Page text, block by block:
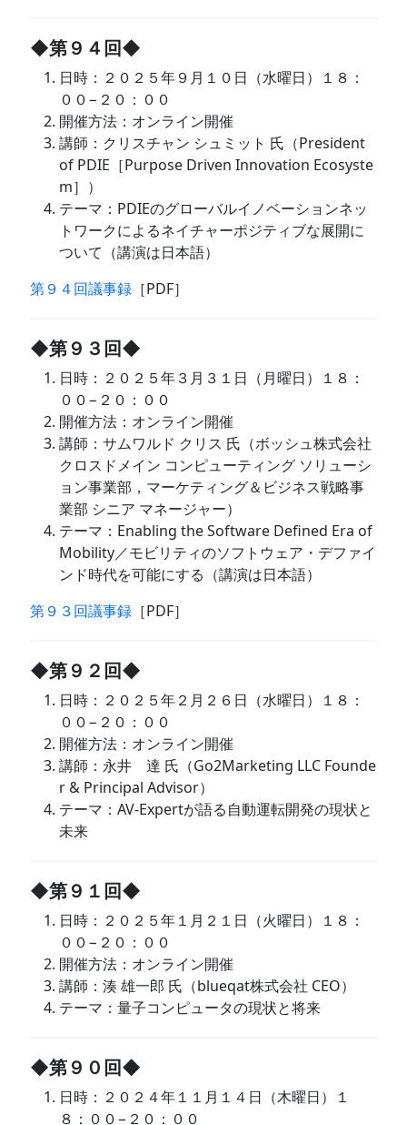
◆第９４回◆
日時：２０２５年９月１０日（水曜日）１８：
００−２０：００
開催方法：オンライン開催
講師：クリスチャン シュミット 氏（President
of PDIE［Purpose Driven Innovation Ecosyste
m］）
テーマ：PDIEのグローバルイノベーションネッ
トワークによるネイチャーポジティブな展開に
ついて（講演は日本語）
第９４回議事録 ［PDF］
◆第９３回◆
日時：２０２５年３月３１日（月曜日）１８：
００−２０：００
開催方法：オンライン開催
講師：サムワルド クリス 氏（ボッシュ株式会社
クロスドメイン コンピューティング ソリューシ
ョン事業部，マーケティング＆ビジネス戦略事
業部 シニア マネージャー）
テーマ：Enabling the Software Defined Era of
Mobility／モビリティのソフトウェア・デファイ
ンド時代を可能にする（講演は日本語）
第９３回議事録 ［PDF］
◆第９２回◆
日時：２０２５年２月２６日（水曜日）１８：
００−２０：００
開催方法：オンライン開催
講師：永井 達 氏（Go2Marketing LLC Founde
r & Principal Advisor）
テーマ：AV-Expertが語る自動運転開発の現状と
未来
◆第９１回◆
日時：２０２５年１月２１日（火曜日）１８：
００−２０：００
開催方法：オンライン開催
講師：湊 雄一郎 氏（blueqat株式会社 CEO）
テーマ：量子コンピュータの現状と将来
◆第９０回◆
日時：２０２４年１１月１４日（木曜日）１
８：００−２０：００